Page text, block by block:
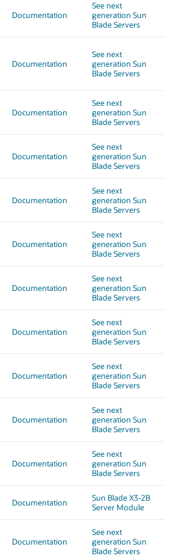
Documentation
See next
generation Sun
Blade Servers
Documentation
See next
generation Sun
Blade Servers
Documentation
See next
generation Sun
Blade Servers
Documentation
See next
generation Sun
Blade Servers
Documentation
See next
generation Sun
Blade Servers
Documentation
See next
generation Sun
Blade Servers
Documentation
See next
generation Sun
Blade Servers
Documentation
See next
generation Sun
Blade Servers
Documentation
See next
generation Sun
Blade Servers
Documentation
See next
generation Sun
Blade Servers
Documentation
See next
generation Sun
Blade Servers
Documentation
Sun Blade X3-2B
Server Module
Documentation
See next
generation Sun
Blade Servers